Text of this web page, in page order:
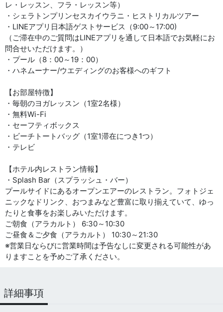
レ・レッスン、フラ・レッスン等）
・シェラトンプリンセスカイウラニ・ヒストリカルツアー
・LINEアプリ日本語ゲストサービス（9:00～17:00)
（ご滞在中のご質問はLINEアプリを通して日本語でお気軽にお
問合せいただけます。）
・プール（8：00～19：00）
・ハネムーナー/ウエディングのお客様へのギフト
【お部屋特徴】
・毎朝のヨガレッスン（1室2名様）
・無料Wi-Fi
・セーフティボックス
・ビーチトートバッグ（1室1滞在につき1つ）
・テレビ
【ホテル内レストラン情報】
・Splash Bar（スプラッシュ・バー）
プールサイドにあるオープンエアーのレストラン。フォトジェ
ニックなドリンク、おつまみなど豊富に取り揃えていて、ゆっ
たりと食事をお楽しみいただけます。
ご朝食（アラカルト） 6:30～10:30
ご昼食＆ご夕食（アラカルト） 10:30～21:30
※営業日ならびに営業時間は予告なしに変更される可能性があ
りますことを予めご了承ください。
詳細事項